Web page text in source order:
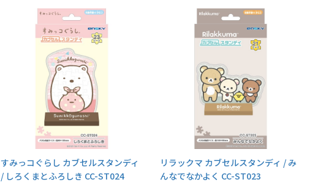
すみっコぐらし カブセルスタンディ
/ しろくまとふろしき CC-ST024
リラックマ カブセルスタンディ / み
んなでなかよく CC-ST023